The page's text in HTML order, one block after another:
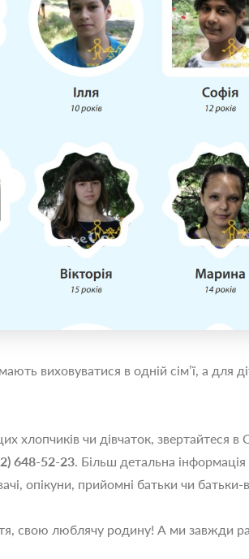
виховуватися в одній сім’ї, а для
хлопчиків чи дівчаток, звертайтеся
648-52-23 . Більш детальна
опікуни, прийомні батьки чи батьки-
свою люблячу родину! А ми завжди